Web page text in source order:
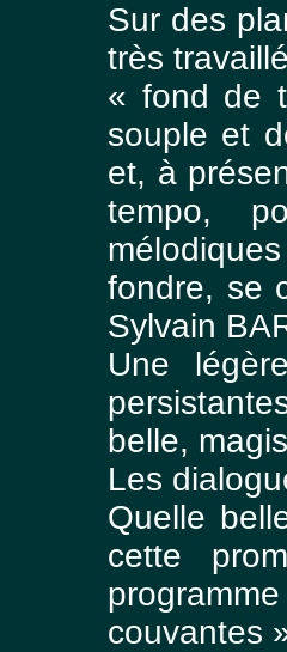
Sur des
très
« fond de
souple et
et, à
tempo,
fondre, se
Sylvain
Une
belle,
Les
Quelle
cette
couvantes